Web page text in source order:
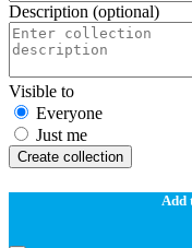
Description (optional)
Visible to
Everyone
Just me
Create collection
Add